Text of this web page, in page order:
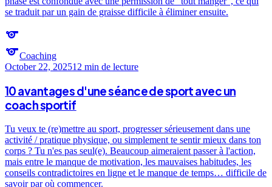
se traduit par un gain de graisse difficile à éliminer ensuite.
sports
sportsCoaching
October 22, 202512 min de lecture
10 avantages d'une séance de sport avec un
coach sportif
Tu veux te (re)mettre au sport, progresser sérieusement dans une
activité / pratique physique, ou simplement te sentir mieux dans ton
corps ? Tu n'es pas seul(e). Beaucoup aimeraient passer à l'action,
mais entre le manque de motivation, les mauvaises habitudes, les
conseils contradictoires en ligne et le manque de temps… difficile de
savoir par où commencer.